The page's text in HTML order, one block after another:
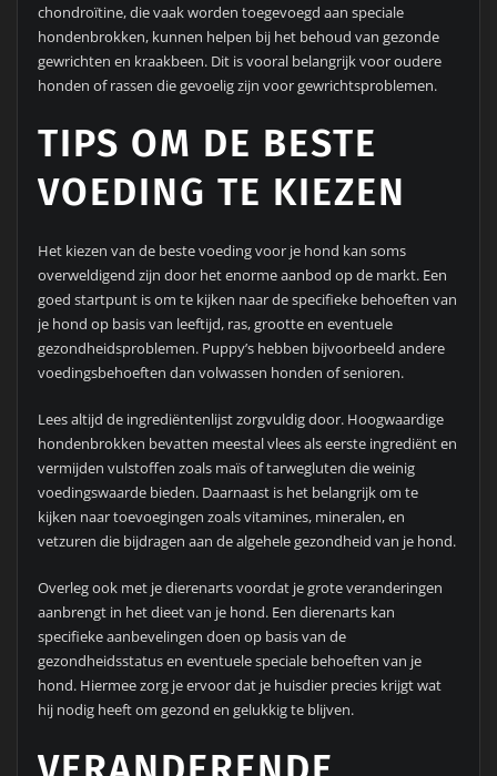
chondroïtine, die vaak worden toegevoegd aan speciale
hondenbrokken, kunnen helpen bij het behoud van gezonde
gewrichten en kraakbeen. Dit is vooral belangrijk voor oudere
honden of rassen die gevoelig zijn voor gewrichtsproblemen.
TIPS OM DE BESTE
VOEDING TE KIEZEN
Het kiezen van de beste voeding voor je hond kan soms
overweldigend zijn door het enorme aanbod op de markt. Een
goed startpunt is om te kijken naar de specifieke behoeften van
je hond op basis van leeftijd, ras, grootte en eventuele
gezondheidsproblemen. Puppy’s hebben bijvoorbeeld andere
voedingsbehoeften dan volwassen honden of senioren.
Lees altijd de ingrediëntenlijst zorgvuldig door. Hoogwaardige
hondenbrokken bevatten meestal vlees als eerste ingrediënt en
vermijden vulstoffen zoals maïs of tarwegluten die weinig
voedingswaarde bieden. Daarnaast is het belangrijk om te
kijken naar toevoegingen zoals vitamines, mineralen, en
vetzuren die bijdragen aan de algehele gezondheid van je hond.
Overleg ook met je dierenarts voordat je grote veranderingen
aanbrengt in het dieet van je hond. Een dierenarts kan
specifieke aanbevelingen doen op basis van de
gezondheidsstatus en eventuele speciale behoeften van je
hond. Hiermee zorg je ervoor dat je huisdier precies krijgt wat
hij nodig heeft om gezond en gelukkig te blijven.